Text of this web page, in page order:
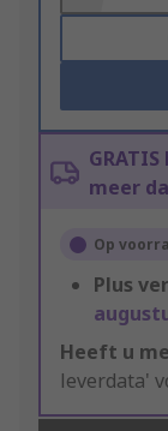
meer
Op
Plus
Heeft u
leverdata'